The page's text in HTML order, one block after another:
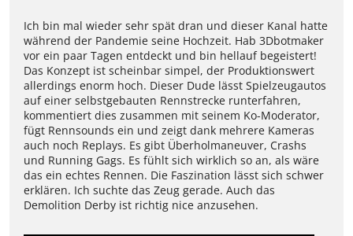
Ich bin mal wieder sehr spät dran und dieser Kanal hatte
während der Pandemie seine Hochzeit. Hab 3Dbotmaker
vor ein paar Tagen entdeckt und bin hellauf begeistert!
Das Konzept ist scheinbar simpel, der Produktionswert
allerdings enorm hoch. Dieser Dude lässt Spielzeugautos
auf einer selbstgebauten Rennstrecke runterfahren,
kommentiert dies zusammen mit seinem Ko-Moderator,
fügt Rennsounds ein und zeigt dank mehrere Kameras
auch noch Replays. Es gibt Überholmaneuver, Crashs
und Running Gags. Es fühlt sich wirklich so an, als wäre
das ein echtes Rennen. Die Faszination lässt sich schwer
erklären. Ich suchte das Zeug gerade. Auch das
Demolition Derby ist richtig nice anzusehen.